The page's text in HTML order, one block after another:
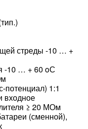
стреды -10 … +
-10 … + 60 oС
потенциал) 1:1
входное
≥ 20 МОм
(сменной),